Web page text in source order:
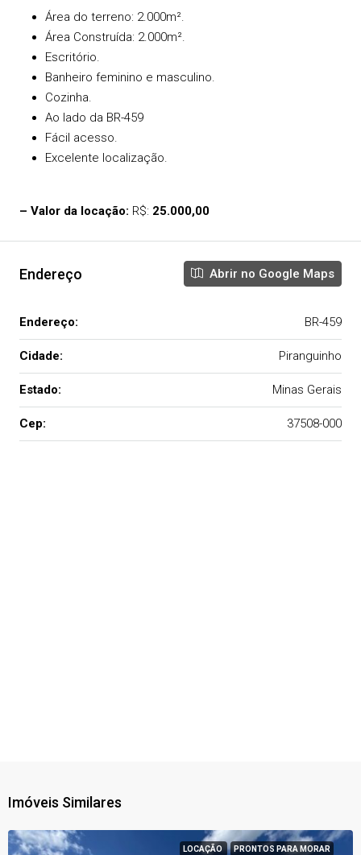
Área do terreno: 2.000m².
Área Construída: 2.000m².
Escritório.
Banheiro feminino e masculino.
Cozinha.
Ao lado da BR-459
Fácil acesso.
Excelente localização.
– Valor da locação: R$: 25.000,00
Endereço Abrir no Google Maps
Endereço: BR-459
Cidade: Piranguinho
Estado: Minas Gerais
Cep: 37508-000
Imóveis Similares
LOCAÇÃO PRONTOS PARA MORAR